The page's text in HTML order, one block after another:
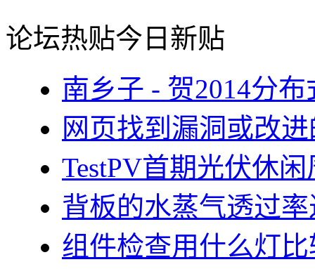
论坛热贴今日新贴
南乡子 - 贺2014分
网页找到漏洞或改
TestPV首期光伏休
背板的水蒸气透过
组件检查用什么灯